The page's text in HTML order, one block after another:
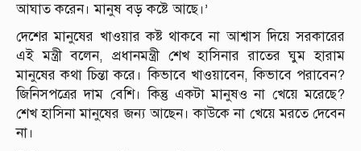
আঘাত করেন। মানুষ বড় কষ্টে আছে।’
দেশের মানুষের খাওয়ার কষ্ট থাকবে না আশ্বাস দিয়ে সরকারের
এই মন্ত্রী বলেন, প্রধানমন্ত্রী শেখ হাসিনার রাতের ঘুম হারাম
মানুষের কথা চিন্তা করে। কিভাবে খাওয়াবেন, কিভাবে পরাবেন?
জিনিসপত্রের দাম বেশি। কিন্তু একটা মানুষও না খেয়ে মরেছে?
শেখ হাসিনা মানুষের জন্য আছেন। কাউকে না খেয়ে মরতে দেবেন
না।